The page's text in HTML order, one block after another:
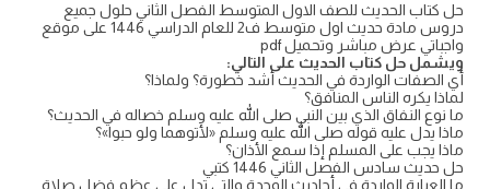
حل كتاب الحديث للصف الاول المتوسط الفصل الثاني حلول جميع
دروس مادة حديث اول متوسط ف2 للعام الدراسي 1446 على موقع
واجباتي عرض مباشر وتحميل pdf
ويشمل حل كتاب الحديث على التالي:
أي الصفات الواردة في الحديث أشد خطورة؟ ولماذا؟
لماذا يكره الناس المنافق؟
ما نوع النفاق الذي بين النبي صلى الله عليه وسلم خصاله في الحديث؟
ماذا يدل عليه قوله صلى الله عليه وسلم «لأتوهما ولو حبوا»؟
ماذا يجب على المسلم إذا سمع الأذان؟
حل حديث سادس الفصل الثاني 1446 كتبي
ما العبارة الواردة في أحاديث الوحدة والتي تدل على عظم فضل صلاة